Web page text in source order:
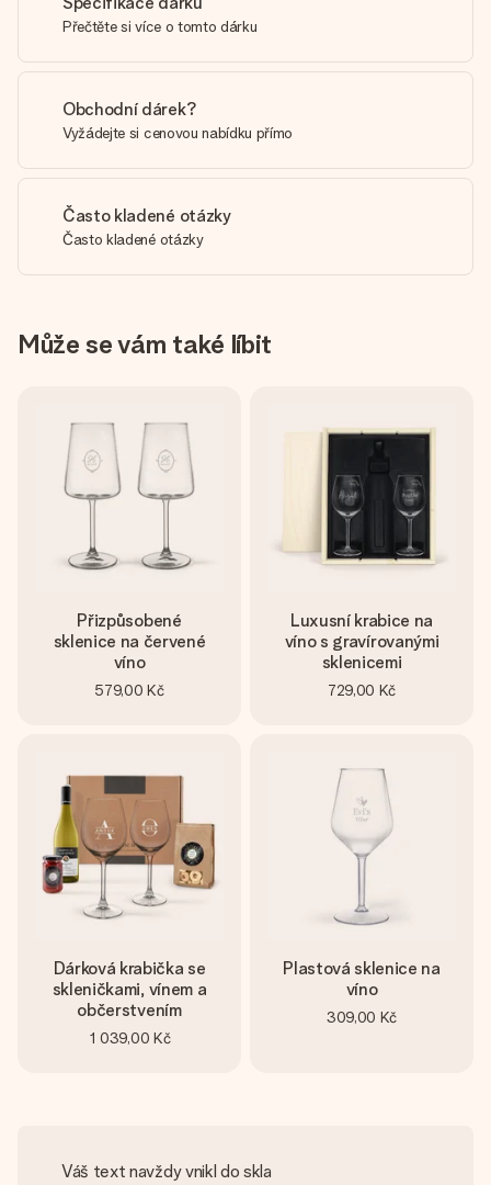
Přečtěte si více o tomto dárku
Obchodní dárek?
Vyžádejte si cenovou nabídku přímo
Často kladené otázky
Často kladené otázky
Může se vám také líbit
Přizpůsobené
sklenice na červené
víno
579,00 Kč
Luxusní krabice na
víno s gravírovanými
sklenicemi
729,00 Kč
Dárková krabička se
skleničkami, vínem a
občerstvením
1 039,00 Kč
Plastová sklenice na
víno
309,00 Kč
Váš text navždy vnikl do skla